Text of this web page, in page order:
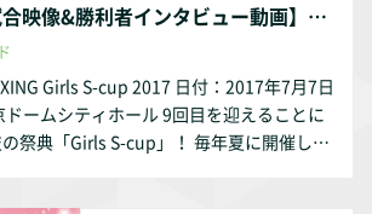
【ノーカット試合映像&勝利者インタビュー動画】 SHOOT BOXING Girls S-cup 2017 RENA vs イリアーナ・ヴァレンティーノ
Girls S-cup 2017 日付：2017年7月7日
ドームシティホール 9回目を迎えることに
祭典「Girls S-cup」！ 毎年夏に開催して